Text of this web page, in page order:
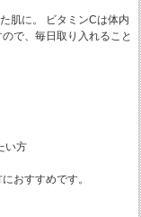
肌に。 ビタミンCは体内
で、毎日取り入れること
い方
おすすめです。